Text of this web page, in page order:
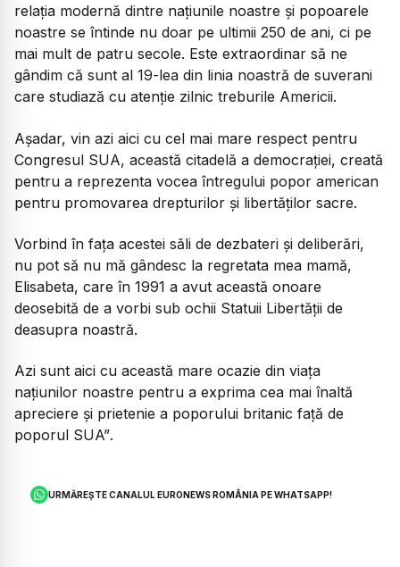
relația modernă dintre națiunile noastre și popoarele
noastre se întinde nu doar pe ultimii 250 de ani, ci pe
mai mult de patru secole. Este extraordinar să ne
gândim că sunt al 19-lea din linia noastră de suverani
care studiază cu atenție zilnic treburile Americii.
Așadar, vin azi aici cu cel mai mare respect pentru
Congresul SUA, această citadelă a democrației, creată
pentru a reprezenta vocea întregului popor american
pentru promovarea drepturilor și libertăților sacre.
Vorbind în fața acestei săli de dezbateri și deliberări,
nu pot să nu mă gândesc la regretata mea mamă,
Elisabeta, care în 1991 a avut această onoare
deosebită de a vorbi sub ochii Statuii Libertății de
deasupra noastră.
Azi sunt aici cu această mare ocazie din viața
națiunilor noastre pentru a exprima cea mai înaltă
apreciere și prietenie a poporului britanic față de
poporul SUA”.
URMĂREȘTE CANALUL EURONEWS ROMÂNIA PE WHATSAPP!